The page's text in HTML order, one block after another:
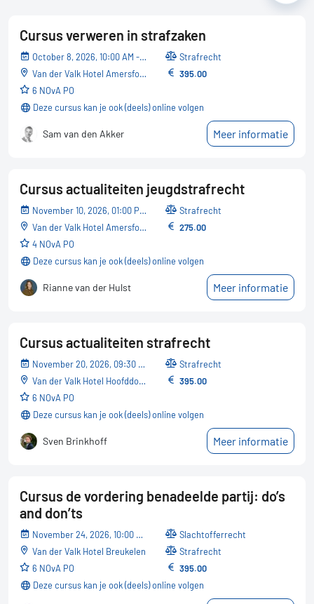
Cursus verweren in strafzaken
October 8, 2026, 10:00 AM - 05:30 PM
Van der Valk Hotel Amersfoort-A1
6 NOvA PO
Strafrecht
395.00
Deze cursus kan je ook (deels) online volgen
Sam van den Akker Meer informatie
Cursus actualiteiten jeugdstrafrecht
November 10, 2026, 01:00 PM - 05:30 PM
Van der Valk Hotel Amersfoort-A1
4 NOvA PO
Strafrecht
275.00
Deze cursus kan je ook (deels) online volgen
Rianne van der Hulst Meer informatie
Cursus actualiteiten strafrecht
November 20, 2026, 09:30 AM - 05:00 PM
Van der Valk Hotel Hoofddorp - Schiphol
6 NOvA PO
Strafrecht
395.00
Deze cursus kan je ook (deels) online volgen
Sven Brinkhoff Meer informatie
Cursus de vordering benadeelde partij: do’s
and don’ts
November 24, 2026, 10:00 AM - 05:30 PM
Van der Valk Hotel Breukelen
6 NOvA PO
Slachtofferrecht
Strafrecht
395.00
Deze cursus kan je ook (deels) online volgen